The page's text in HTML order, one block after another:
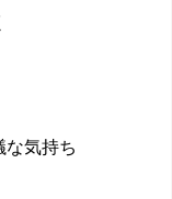
な気持ち